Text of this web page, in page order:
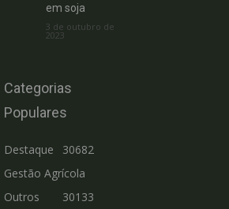
em soja
3 de outubro de
2023
Categorias
Populares
Destaque
30682
Gestão Agrícola
30133
Outros